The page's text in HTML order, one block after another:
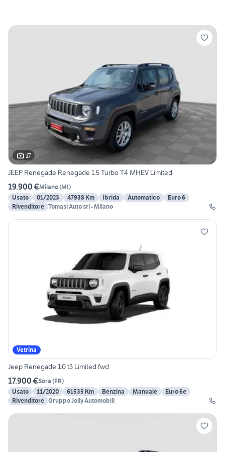
17
JEEP Renegade Renegade 1.5 Turbo T4 MHEV Limited
19.900 €Milano(MI)
Usato
01/2023 47938 Km Ibrida Automatico
Euro 6
Rivenditore Tomasi Auto srl - Milano
Vetrina
Jeep Renegade 1.0 t3 Limited fwd
17.900 €Sora (FR)
Usato
11/2020 61535 Km Benzina Manuale
Euro 6e
Rivenditore Gruppo Jolly Automobili